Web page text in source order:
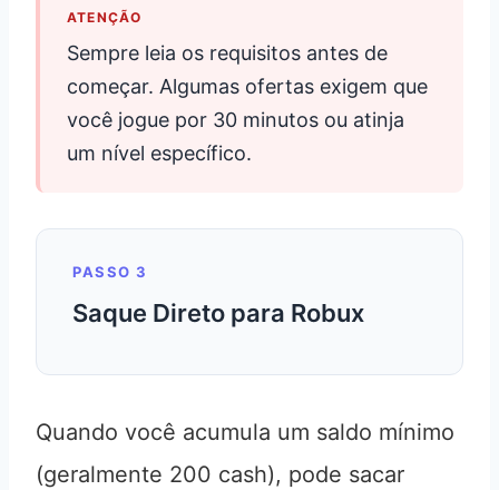
ATENÇÃO
Sempre leia os requisitos antes de
começar. Algumas ofertas exigem que
você jogue por 30 minutos ou atinja
um nível específico.
PASSO 3
Saque Direto para Robux
Quando você acumula um saldo mínimo
(geralmente 200 cash), pode sacar